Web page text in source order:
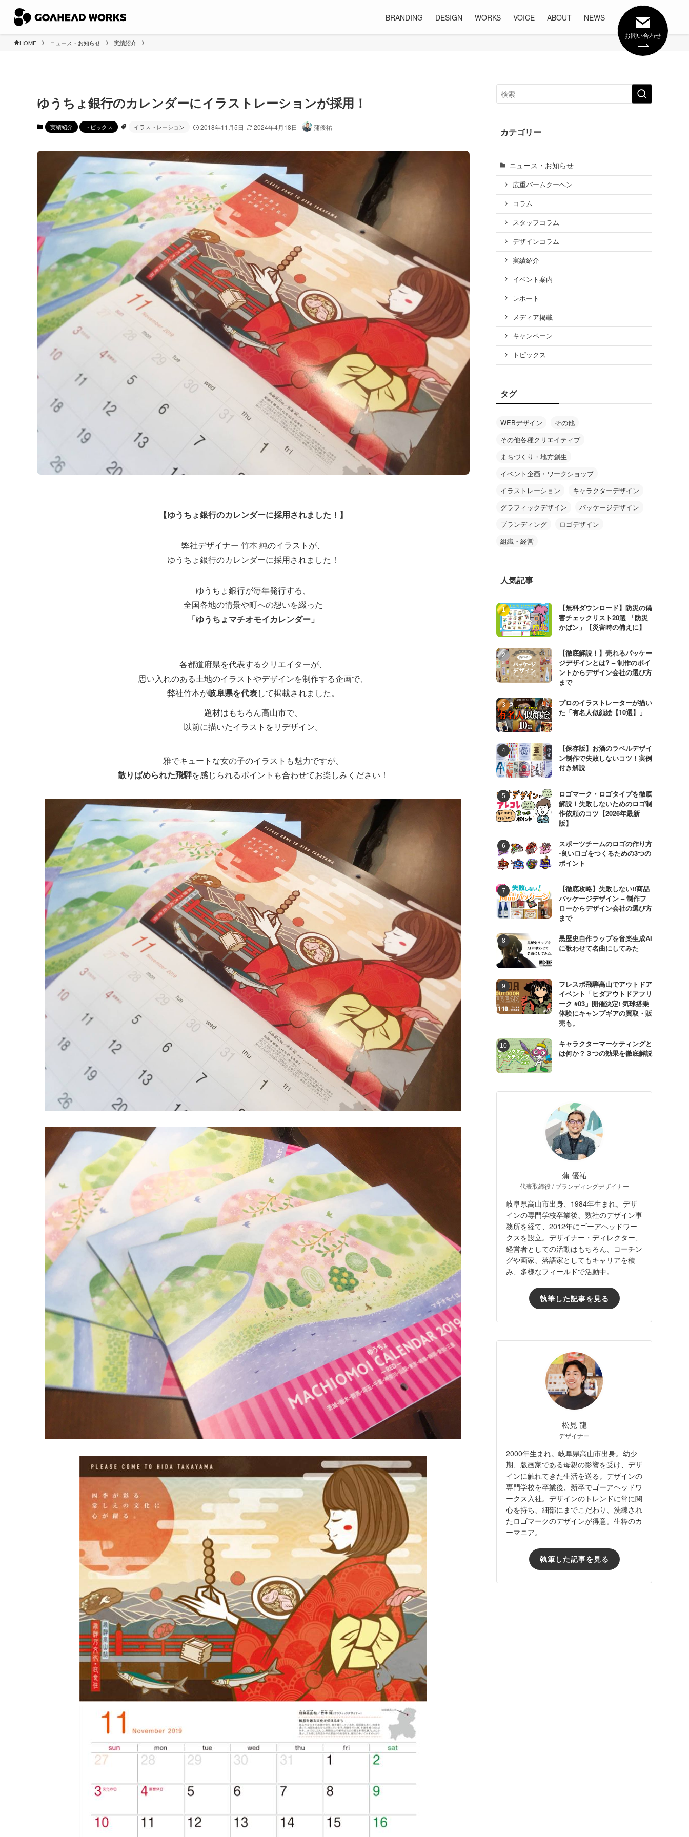
BRANDING DESIGN WORKS VOICE ABOUT NEWS
お問い合わせ
HOME ニュース・お知らせ 実績紹介
ゆうちょ銀行のカレンダーにイラストレーションが採用！
実績紹介 トピックス イラストレーション 2018年11月5日 2024年4月18日 蒲優祐
【ゆうちょ銀行のカレンダーに採用されました！】
弊社デザイナー 竹本 純のイラストが、
ゆうちょ銀行のカレンダーに採用されました！
ゆうちょ銀行が毎年発行する、
全国各地の情景や町への想いを綴った
「ゆうちょマチオモイカレンダー」
各都道府県を代表するクリエイターが、
思い入れのある土地のイラストやデザインを制作する企画で、
弊社竹本が岐阜県を代表して掲載されました。
題材はもちろん高山市で、
以前に描いたイラストをリデザイン。
雅でキュートな女の子のイラストも魅力ですが、
散りばめられた飛騨を感じられるポイントも合わせてお楽しみください！
カテゴリー
ニュース・お知らせ
広重バームクーヘン
コラム
スタッフコラム
デザインコラム
実績紹介
イベント案内
レポート
メディア掲載
キャンペーン
トピックス
タグ
WEBデザイン
その他
その他各種クリエイティブ
まちづくり・地方創生
イベント企画・ワークショップ
イラストレーション
キャラクターデザイン
グラフィックデザイン
パッケージデザイン
ブランディング
ロゴデザイン
組織・経営
人気記事
【無料ダウンロード】防災の備
蓄チェックリスト20選 「防災
かばン」【災害時の備えに】
【徹底解説！】売れるパッケー
ジデザインとは? – 制作のポイ
ントからデザイン会社の選び方
まで
プロのイラストレーターが描い
た「有名人似顔絵【10選】」
【保存版】お酒のラベルデザイ
ン制作で失敗しないコツ！実例
付き解説
ロゴマーク・ロゴタイプを徹底
解説！失敗しないためのロゴ制
作依頼のコツ【2026年最新
版】
スポーツチームのロゴの作り方
-良いロゴをつくるための3つの
ポイント
【徹底攻略】失敗しない!!商品
パッケージデザイン – 制作フ
ローからデザイン会社の選び方
まで
黒歴史自作ラップを音楽生成AI
に歌わせて名曲にしてみた
フレスポ飛騨高山でアウトドア
イベント「ヒダアウトドアフリ
ーク #03」開催決定! 気球搭乗
体験にキャンプギアの買取・販
売も。
キャラクターマーケティングと
は何か？３つの効果を徹底解説
蒲 優祐
代表取締役 / ブランディングデザイナー
岐阜県高山市出身、1984年生まれ。デザ
インの専門学校卒業後、数社のデザイン事
務所を経て、2012年にゴーアヘッドワー
クスを設立。デザイナー・ディレクター、
経営者としての活動はもちろん、コーチン
グや画家、落語家としてもキャリアを積
み、多様なフィールドで活動中。
執筆した記事を見る
松見 龍
デザイナー
2000年生まれ。岐阜県高山市出身。幼少
期、版画家である母親の影響を受け、デザ
インに触れてきた生活を送る。デザインの
専門学校を卒業後、新卒でゴーアヘッドワ
ークス入社。デザインのトレンドに常に関
心を持ち、細部にまでこだわり、洗練され
たロゴマークのデザインが得意。生粋のカ
ーマニア。
執筆した記事を見る